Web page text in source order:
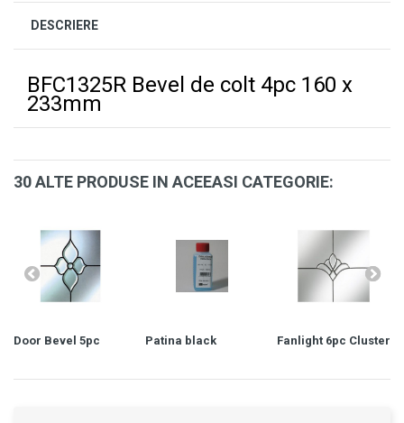
DESCRIERE
BFC1325R Bevel de colt 4pc 160 x
233mm
30 ALTE PRODUSE IN ACEEASI CATEGORIE:
Door Bevel 5pc Patina black Fanlight 6pc Cluster